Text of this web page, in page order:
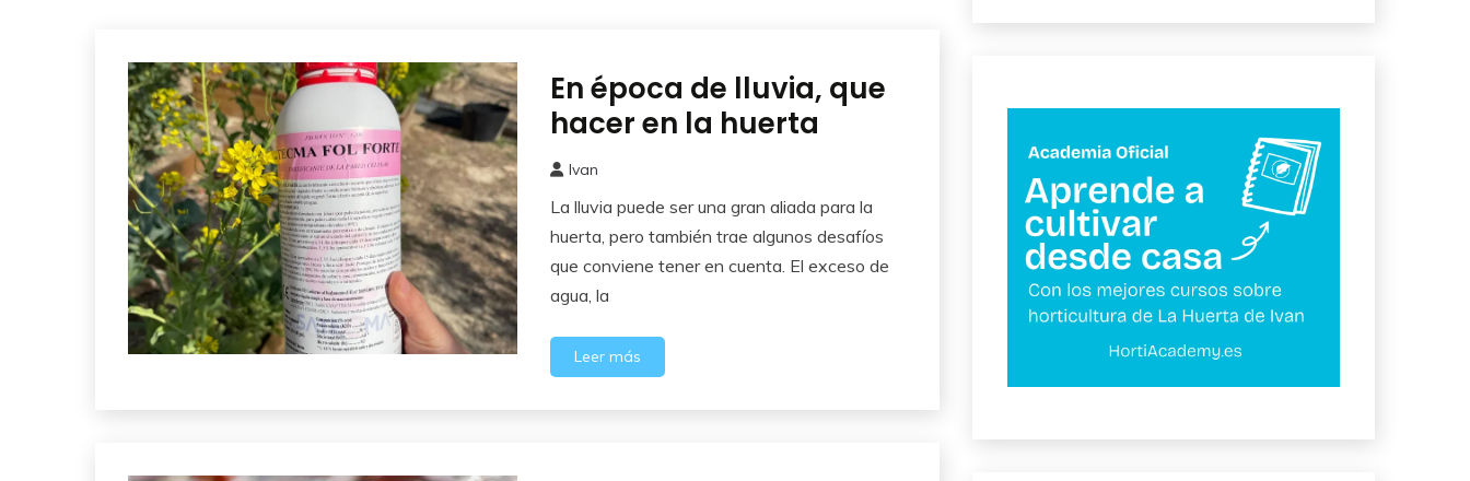
Cuidados
del
Huerto
En época de lluvia, que
hacer en la huerta
marzo,
2026
Ivan
La lluvia puede ser una gran aliada para la
huerta, pero también trae algunos desafíos
que conviene tener en cuenta. El exceso de
agua, la
Leer más